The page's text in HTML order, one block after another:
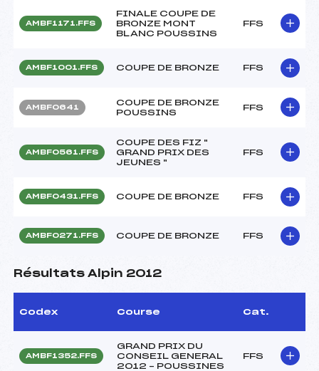
AMBF1171.FFS
FINALE COUPE DE
BRONZE MONT
BLANC POUSSINS
FFS
AMBF1001.FFS COUPE DE BRONZE FFS
AMBF0641
COUPE DE BRONZE
POUSSINS
FFS
AMBF0561.FFS
COUPE DES FIZ "
GRAND PRIX DES
JEUNES "
FFS
AMBF0431.FFS COUPE DE BRONZE FFS
AMBF0271.FFS COUPE DE BRONZE FFS
Résultats Alpin 2012
Codex Course Cat.
AMBF1352.FFS
GRAND PRIX DU
CONSEIL GENERAL
2012 – POUSSINES
FFS